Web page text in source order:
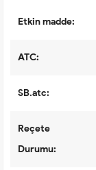
Etkin madde:
ATC:
SB.atc:
Reçete
Durumu: